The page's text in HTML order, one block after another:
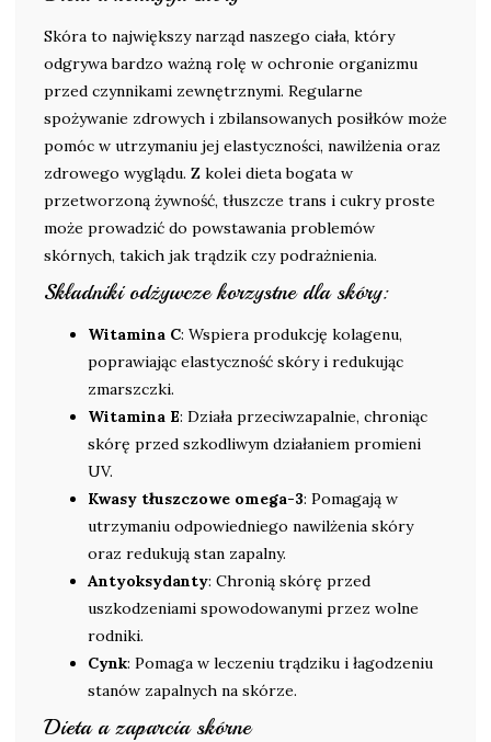
Skóra to największy narząd naszego ciała, który
odgrywa bardzo ważną rolę w ochronie organizmu
przed czynnikami zewnętrznymi. Regularne
spożywanie zdrowych i zbilansowanych posiłków może
pomóc w utrzymaniu jej elastyczności, nawilżenia oraz
zdrowego wyglądu. Z kolei dieta bogata w
przetworzoną żywność, tłuszcze trans i cukry proste
może prowadzić do powstawania problemów
skórnych, takich jak trądzik czy podrażnienia.
Składniki odżywcze korzystne dla skóry:
Witamina C: Wspiera produkcję kolagenu,
poprawiając elastyczność skóry i redukując
zmarszczki.
Witamina E: Działa przeciwzapalnie, chroniąc
skórę przed szkodliwym działaniem promieni
UV.
Kwasy tłuszczowe omega-3: Pomagają w
utrzymaniu odpowiedniego nawilżenia skóry
oraz redukują stan zapalny.
Antyoksydanty: Chronią skórę przed
uszkodzeniami spowodowanymi przez wolne
rodniki.
Cynk: Pomaga w leczeniu trądziku i łagodzeniu
stanów zapalnych na skórze.
Dieta a zaparcia skórne